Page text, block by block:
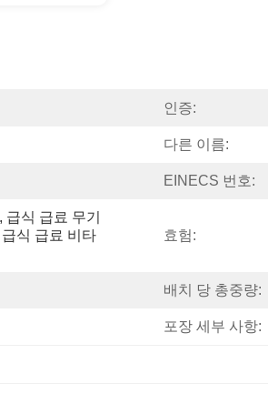
인증:
다른 이름:
EINECS 번호:
식 급료 무기
식 급료 비타
효험:
배치 당 총중량:
포장 세부 사항: